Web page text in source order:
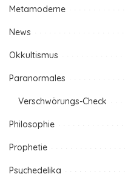
Metamoderne
News
Okkultismus
Paranormales
Verschwörungs-Check
Philosophie
Prophetie
Psychedelika